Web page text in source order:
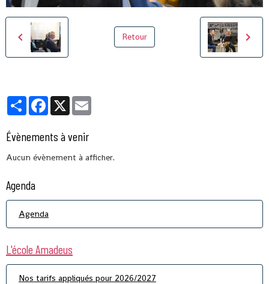
Retour
PartagerFacebook
X
Évènements à venir
Aucun évènement à afficher.
Agenda
Agenda
L'école Amadeus
Nos tarifs appliqués pour 2026/2027